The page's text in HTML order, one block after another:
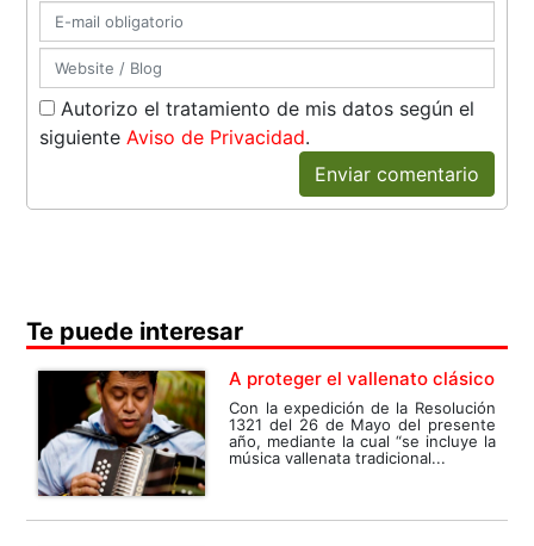
Autorizo el tratamiento de mis datos según el
siguienteAviso de Privacidad.
Enviar comentario
Te puede interesar
A proteger el vallenato clásico
Con la expedición de la Resolución
1321 del 26 de Mayo del presente
año, mediante la cual “se incluye la
música vallenata tradicional...